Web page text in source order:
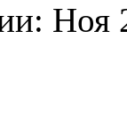
Ноя